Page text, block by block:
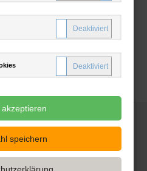
ist ein Angebot der